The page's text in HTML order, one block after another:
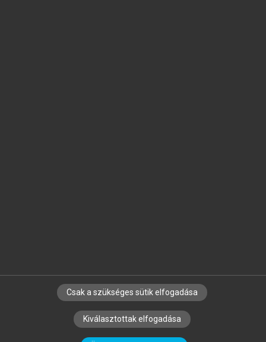
SZERZŐKNEK CÉGEKNEK KÖNYVTÁROSOKNAK
SZERKESZTÉSI ÉS LEKTORÁLÁSI ALAPELVEK
Csak a szükséges sütik elfogadása
Kiválasztottak elfogadása